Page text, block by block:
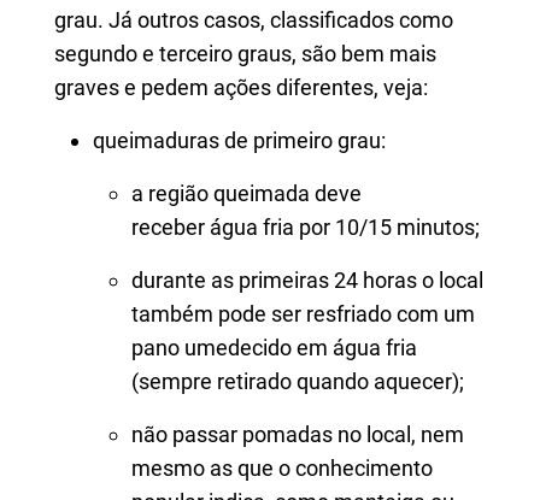
grau. Já outros casos, classificados como
segundo e terceiro graus, são bem mais
graves e pedem ações diferentes, veja:
queimaduras de primeiro grau:
a região queimada deve
receber água fria por 10/15 minutos;
durante as primeiras 24 horas o local
também pode ser resfriado com um
pano umedecido em água fria
(sempre retirado quando aquecer);
não passar pomadas no local, nem
mesmo as que o conhecimento